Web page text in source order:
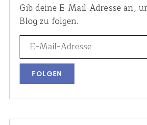
Gib deine E-Mail-Adresse an,
Blog zu folgen.